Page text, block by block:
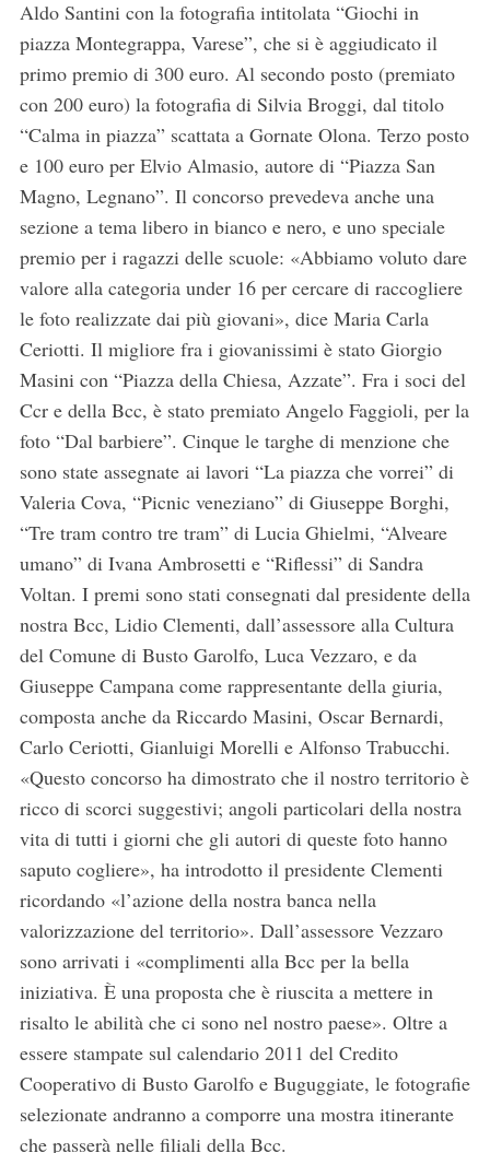
Aldo Santini con la fotografia intitolata “Giochi in
piazza Montegrappa, Varese”, che si è aggiudicato il
primo premio di 300 euro. Al secondo posto (premiato
con 200 euro) la fotografia di Silvia Broggi, dal titolo
“Calma in piazza” scattata a Gornate Olona. Terzo posto
e 100 euro per Elvio Almasio, autore di “Piazza San
Magno, Legnano”. Il concorso prevedeva anche una
sezione a tema libero in bianco e nero, e uno speciale
premio per i ragazzi delle scuole: «Abbiamo voluto dare
valore alla categoria under 16 per cercare di raccogliere
le foto realizzate dai più giovani», dice Maria Carla
Ceriotti. Il migliore fra i giovanissimi è stato Giorgio
Masini con “Piazza della Chiesa, Azzate”. Fra i soci del
Ccr e della Bcc, è stato premiato Angelo Faggioli, per la
foto “Dal barbiere”. Cinque le targhe di menzione che
sono state assegnate ai lavori “La piazza che vorrei” di
Valeria Cova, “Picnic veneziano” di Giuseppe Borghi,
“Tre tram contro tre tram” di Lucia Ghielmi, “Alveare
umano” di Ivana Ambrosetti e “Riflessi” di Sandra
Voltan. I premi sono stati consegnati dal presidente della
nostra Bcc, Lidio Clementi, dall’assessore alla Cultura
del Comune di Busto Garolfo, Luca Vezzaro, e da
Giuseppe Campana come rappresentante della giuria,
composta anche da Riccardo Masini, Oscar Bernardi,
Carlo Ceriotti, Gianluigi Morelli e Alfonso Trabucchi.
«Questo concorso ha dimostrato che il nostro territorio è
ricco di scorci suggestivi; angoli particolari della nostra
vita di tutti i giorni che gli autori di queste foto hanno
saputo cogliere», ha introdotto il presidente Clementi
ricordando «l’azione della nostra banca nella
valorizzazione del territorio». Dall’assessore Vezzaro
sono arrivati i «complimenti alla Bcc per la bella
iniziativa. È una proposta che è riuscita a mettere in
risalto le abilità che ci sono nel nostro paese». Oltre a
essere stampate sul calendario 2011 del Credito
Cooperativo di Busto Garolfo e Buguggiate, le fotografie
selezionate andranno a comporre una mostra itinerante
che passerà nelle filiali della Bcc.